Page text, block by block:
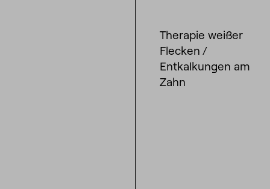
Therapie weißer
Flecken /
Entkalkungen am
Zahn